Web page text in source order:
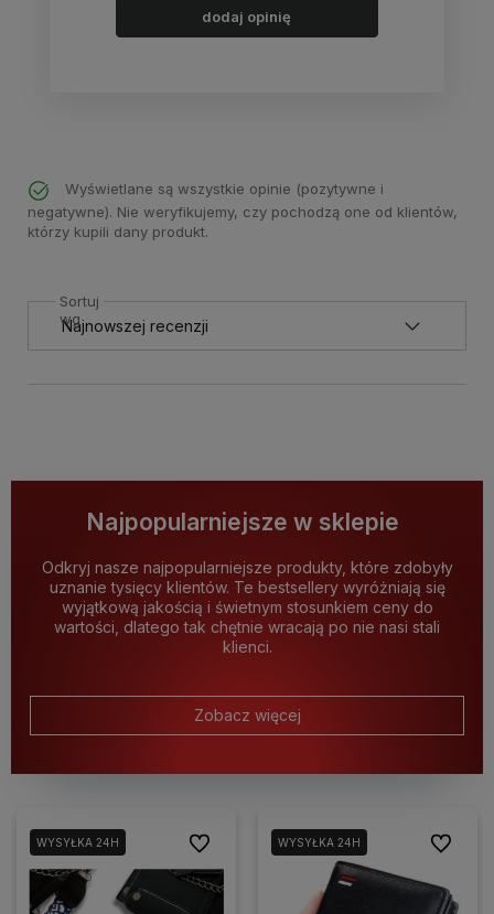
dodaj opinię
Wyświetlane są wszystkie opinie (pozytywne i
negatywne). Nie weryfikujemy, czy pochodzą one od klientów,
którzy kupili dany produkt.
Sortuj
wg
Najpopularniejsze w sklepie
Odkryj nasze najpopularniejsze produkty, które zdobyły
uznanie tysięcy klientów. Te bestsellery wyróżniają się
wyjątkową jakością i świetnym stosunkiem ceny do
wartości, dlatego tak chętnie wracają po nie nasi stali
klienci.
Zobacz więcej
WYSYŁKA 24H Do ulubionychWYSYŁKA 24H Do